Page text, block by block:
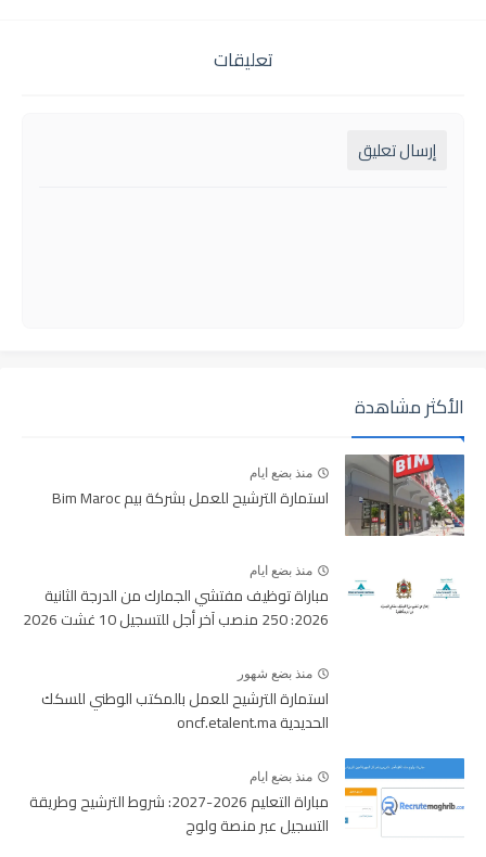
تعليقات
إرسال تعليق
الأكثر مشاهدة
منذ بضع ايام
استمارة الترشيح للعمل بشركة بيم Bim Maroc
منذ بضع ايام
مباراة توظيف مفتشي الجمارك من الدرجة الثانية
2026: 250 منصب آخر أجل للتسجيل 10 غشت 2026
منذ بضع شهور
استمارة الترشيح للعمل بالمكتب الوطني للسكك
الحديدية oncf.etalent.ma
منذ بضع ايام
مباراة التعليم 2026-2027: شروط الترشيح وطريقة
التسجيل عبر منصة ولوج